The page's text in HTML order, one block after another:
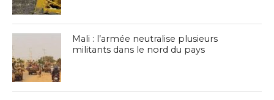
Mali : l’armée neutralise plusieurs
militants dans le nord du pays